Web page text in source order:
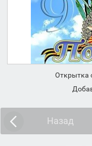
Открытка
Назад